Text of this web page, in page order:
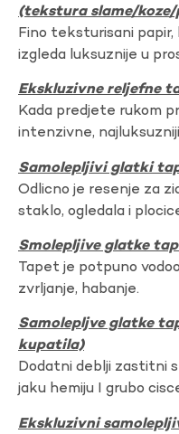
(tekstura slame/koze/
Fino teksturisani
izgleda luksuznije u
Ekskluzivne reljefne
Kada predjete rukom
intenzivne,
Samolepljivi glatki
Odlicno je resenje za
staklo, ogledala i
Smolepljive glatke
Tapet je potpuno
zvrljanje, habanje.
Samolepljve glatke
kupatila)
Dodatni deblji zastitni
jaku hemiju I grubo
Ekskluzivni